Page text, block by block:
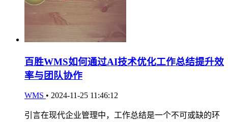
百胜WMS如何通过AI技术优化工作总结提升效
率与团队协作
WMS • 2024-11-25 11:46:12
引言在现代企业管理中，工作总结是一个不可或缺的环